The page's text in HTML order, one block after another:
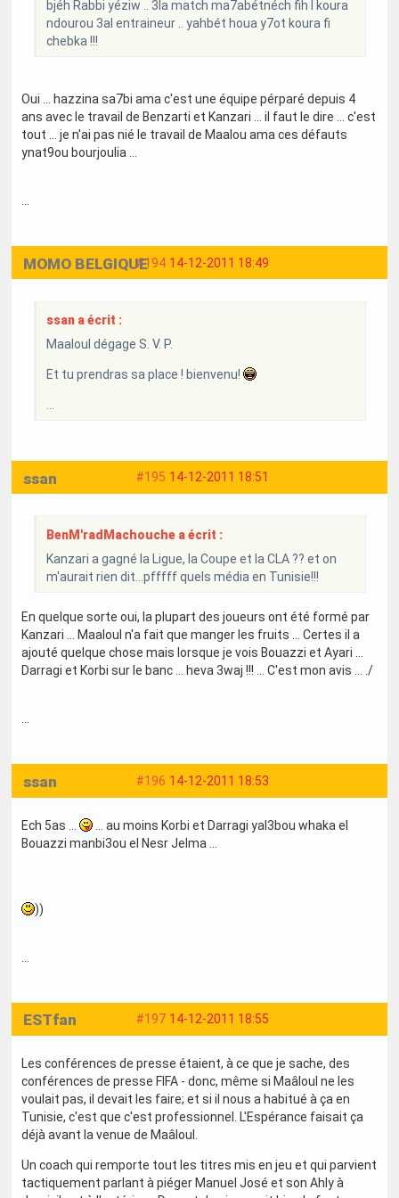
bjéh Rabbi yéziw .. 3la match ma7abétnéch fih l koura
ndourou 3al entraineur .. yahbét houa y7ot koura fi
chebka !!!
Oui ... hazzina sa7bi ama c'est une équipe pérparé depuis 4
ans avec le travail de Benzarti et Kanzari ... il faut le dire ... c'est
tout ... je n'ai pas nié le travail de Maalou ama ces défauts
ynat9ou bourjoulia ...
...
#194 14-12-2011 18:49
MOMO BELGIQUE
ssan a écrit :
Maaloul dégage S. V. P.
Et tu prendras sa place ! bienvenu!
...
#195 14-12-2011 18:51
ssan
BenM'radMachouche a écrit :
Kanzari a gagné la Ligue, la Coupe et la CLA ?? et on
m'aurait rien dit...pfffff quels média en Tunisie!!!
En quelque sorte oui, la plupart des joueurs ont été formé par
Kanzari ... Maaloul n'a fait que manger les fruits ... Certes il a
ajouté quelque chose mais lorsque je vois Bouazzi et Ayari ...
Darragi et Korbi sur le banc ... heva 3waj !!! ... C'est mon avis ... ./
...
#196 14-12-2011 18:53
ssan
Ech 5as ...
... au moins Korbi et Darragi yal3bou whaka el
Bouazzi manbi3ou el Nesr Jelma ...
))
#197 14-12-2011 18:55
ESTfan
Les conférences de presse étaient, à ce que je sache, des
conférences de presse FIFA - donc, même si Maâloul ne les
voulait pas, il devait les faire; et si il nous a habitué à ça en
Tunisie, c'est que c'est professionnel. L'Espérance faisait ça
déjà avant la venue de Maâloul.
Un coach qui remporte tout les titres mis en jeu et qui parvient
tactiquement parlant à piéger Manuel José et son Ahly à